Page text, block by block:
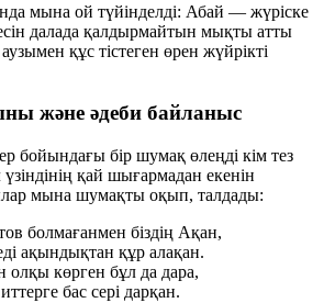
мына ой түйінделді: Абай — жүріске
далада қалдырмайтын мықты атты
құс тістеген өрен жүйрікті
және әдеби байланыс
бір шумақ өлеңді кім тез
қай шығармадан екенін
мына шумақты оқып, талдады:
болмағанмен біздің Ақан,
ақындықтан құр алақан.
олқы көрген бұл да дара,
бас сері дарқан.